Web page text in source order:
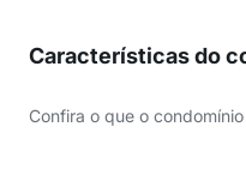
Características do
Confira o que o